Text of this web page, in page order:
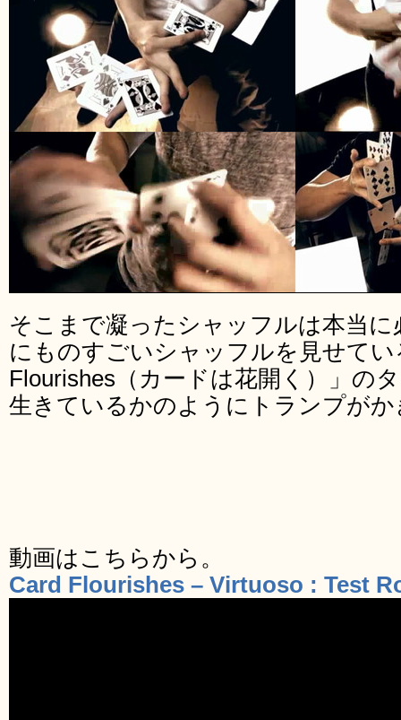
そこまで凝ったシャッフルは本当
にものすごいシャッフルを見せて
Flourishes（カードは花開く）」の
生きているかのようにトランプが
動画はこちらから。
Card Flourishes – Virtuoso : Test